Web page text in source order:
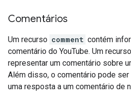
Comentários
Um recurso comment contém
comentário do YouTube. Um recurso
representar um comentário sobre
Além disso, o comentário pode
uma resposta a um comentário de